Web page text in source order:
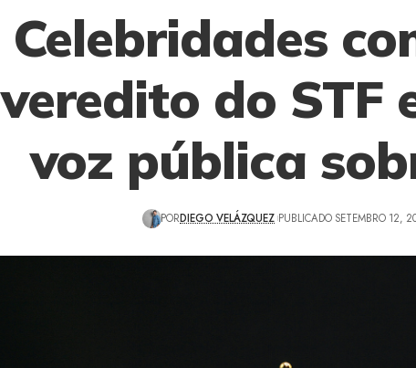
Celebridades
veredito do STF
voz pública
PORDIEGO VELÁZQUEZ PUBLICADO SETEMBRO 12,